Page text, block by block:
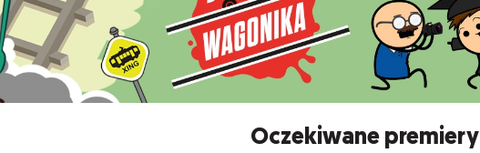
Oczekiwane premiery